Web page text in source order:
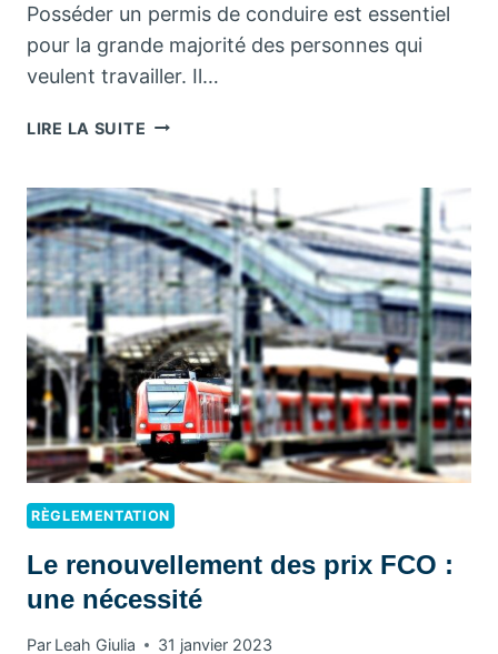
Posséder un permis de conduire est essentiel
pour la grande majorité des personnes qui
veulent travailler. Il…
LIRE LA SUITE COMMENT
FCO
PEUT-
ELLE
AMÉLIORER
VOS
QUALIFICATIONS
DE
CONDUCTEUR ?
RÈGLEMENTATION
Le renouvellement des prix FCO :
une nécessité
Par Leah Giulia 31 janvier 2023